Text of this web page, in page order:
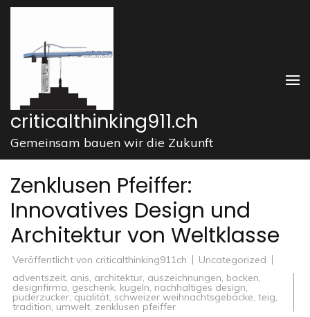
Zum
springen
drücken)
criticalthinking911.ch
Gemeinsam bauen wir die Zukunft
Zenklusen Pfeiffer:
Innovatives Design und
Architektur von Weltklasse
Veröffentlicht von criticalthinking911ch
Uncategorized
adventszeit, anis, architektur, auszeichnungen, backen,
designfirma, geschenk, kugeln, nachhaltiges design,
puderzucker,qualität, schweizer weihnachtsgebäcke, teig,
tradition, umwelt, zenklusen pfeiffer